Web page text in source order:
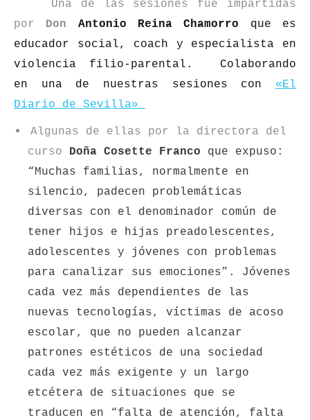
Una de las sesiones fue impartidas
por Don Antonio Reina Chamorro que es
educador social, coach y especialista en
violencia filio-parental. Colaborando
en una de nuestras sesiones con «El
Diario de Sevilla»
Algunas de ellas por la directora del
curso Doña Cosette Franco que expuso:
“Muchas familias, normalmente en
silencio, padecen problemáticas
diversas con el denominador común de
tener hijos e hijas preadolescentes,
adolescentes y jóvenes con problemas
para canalizar sus emociones”. Jóvenes
cada vez más dependientes de las
nuevas tecnologías, víctimas de acoso
escolar, que no pueden alcanzar
patrones estéticos de una sociedad
cada vez más exigente y un largo
etcétera de situaciones que se
traducen en “falta de atención, falta